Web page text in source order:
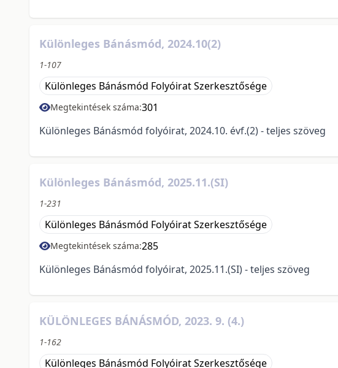
Különleges Bánásmód, 2024.10(2)
1-107
Különleges Bánásmód Folyóirat Szerkesztősége
Megtekintések száma:301
Különleges Bánásmód folyóirat, 2024.10. évf.(2) - teljes szöveg
Különleges Bánásmód, 2025.11.(SI)
1-231
Különleges Bánásmód Folyóirat Szerkesztősége
Megtekintések száma:285
Különleges Bánásmód folyóirat, 2025.11.(SI) - teljes szöveg
KÜLÖNLEGES BÁNÁSMÓD, 2023. 9. (4.)
1-162
Különleges Bánásmód Folyóirat Szerkesztősége